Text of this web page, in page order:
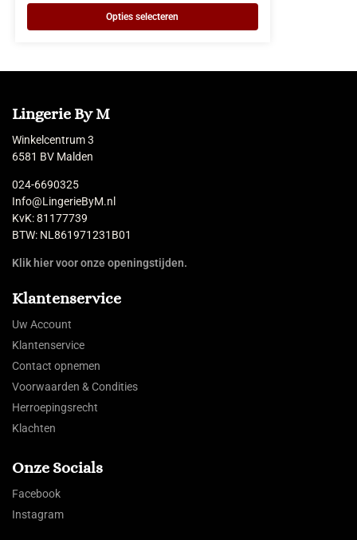
Opties selecteren
Lingerie By M
Winkelcentrum 3
6581 BV Malden
024-6690325
Info@LingerieByM.nl
KvK: 81177739
BTW: NL861971231B01
Klik hier voor onze openingstijden.
Klantenservice
Uw Account
Klantenservice
Contact opnemen
Voorwaarden & Condities
Herroepingsrecht
Klachten
Onze Socials
Facebook
Instagram